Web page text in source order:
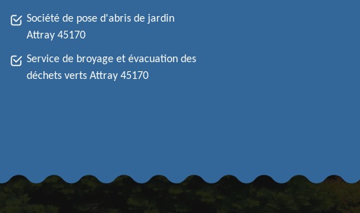
Société de pose d'abris de jardin
Attray 45170
Service de broyage et évacuation des
déchets verts Attray 45170